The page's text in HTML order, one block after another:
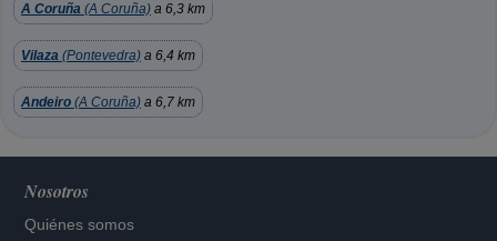
A Coruña (A Coruña) a 6,3 km
Vilaza (Pontevedra) a 6,4 km
Andeiro (A Coruña) a 6,7 km
Nosotros
Quiénes somos